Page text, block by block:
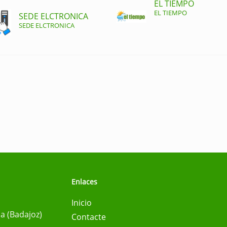
SEDE ELCTRONICA
SEDE ELCTRONICA
EL TIEMPO
EL TIEMPO
(Badajoz)
Enlaces
Inicio
Contacte